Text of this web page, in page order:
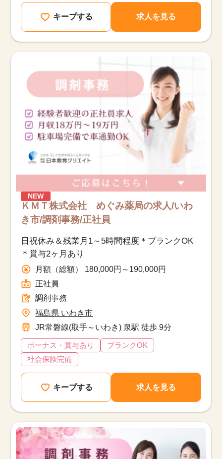
キープする 求人を見る
NEW
ＫＭＴ株式会社 めぐみ薬局の求人/いわ
き市/調剤事務/正社員
日祝休み＆残業月1～5時間程度＊ブランクOK
＊賞与2ヶ月あり
月額（総額） 180,000円～190,000円
正社員
調剤事務
福島県 いわき市
JR常磐線(取手～いわき) 泉駅 徒歩 9分
ボーナス・賞与あり
ブランクOK
社会保険完備
キープする 求人を見る